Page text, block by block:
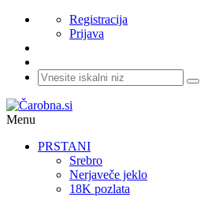
Registracija
Prijava
Menu
PRSTANI
Srebro
Nerjaveče jeklo
18K pozlata